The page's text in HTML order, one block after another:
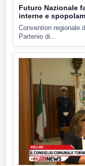
Futuro Nazionale
interne e
Convention regionale
Partenio di...